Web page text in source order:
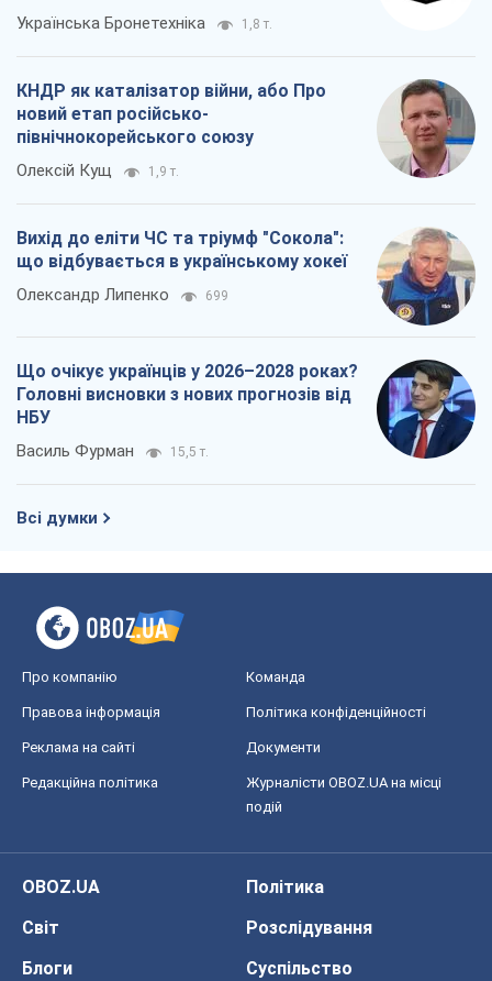
Українська Бронетехніка 1,8 т.
КНДР як каталізатор війни, або Про
новий етап російсько-
північнокорейського союзу
Олексій Кущ 1,9 т.
Вихід до еліти ЧС та тріумф "Сокола":
що відбувається в українському хокеї
Олександр Липенко 699
Що очікує українців у 2026–2028 роках?
Головні висновки з нових прогнозів від
НБУ
Василь Фурман 15,5 т.
Всі думки
Про компанію Команда
Правова інформація Політика конфіденційності
Реклама на сайті Документи
Редакційна політика
Журналісти OBOZ.UA на місці
подій
OBOZ.UA
Політика
Світ
Розслідування
Блоги
Суспільство